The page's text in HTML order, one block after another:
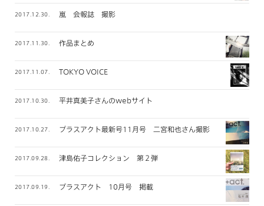
2017.12.30. 嵐 会報誌 撮影
2017.11.30. 作品まとめ
2017.11.07. TOKYO VOICE
2017.10.30. 平井真美子さんのwebサイト
2017.10.27. プラスアクト最新号11月号 二宮和也さん撮影
2017.09.28. 津島佑子コレクション 第２弾
2017.09.19. プラスアクト 10月号 掲載